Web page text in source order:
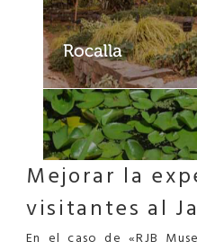
Mejorar la
visitantes al
En el caso de «RJB